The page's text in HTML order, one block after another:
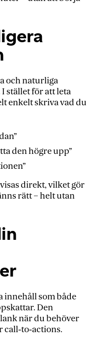
och naturliga
stället för att leta
enkelt skriva vad du
den högre upp”
direkt, vilket gör
rätt – helt utan
innehåll som både
Den
när du behöver